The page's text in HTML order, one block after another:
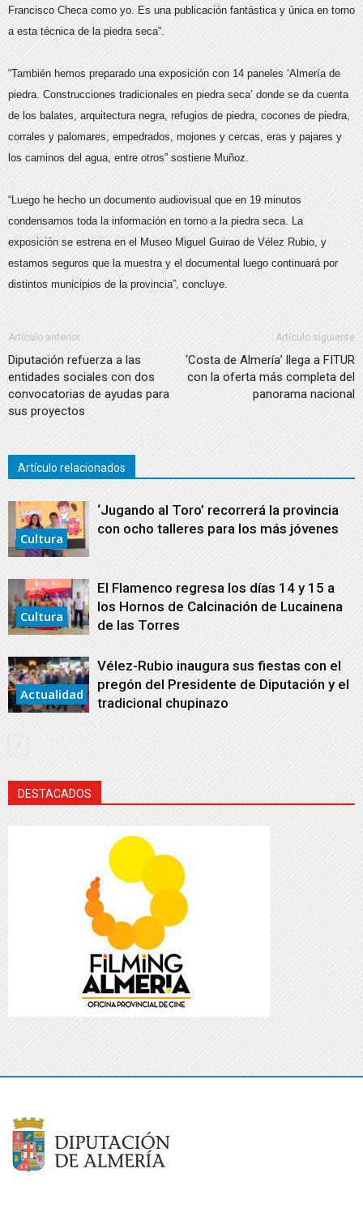
Francisco Checa como yo. Es una publicación fantástica y única en torno
a esta técnica de la piedra seca”.
“También hemos preparado una exposición con 14 paneles ‘Almería de
piedra. Construcciones tradicionales en piedra seca’ donde se da cuenta
de los balates, arquitectura negra, refugios de piedra, cocones de piedra,
corrales y palomares, empedrados, mojones y cercas, eras y pajares y
los caminos del agua, entre otros” sostiene Muñoz.
“Luego he hecho un documento audiovisual que en 19 minutos
condensamos toda la información en torno a la piedra seca. La
exposición se estrena en el Museo Miguel Guirao de Vélez Rubio, y
estamos seguros que la muestra y el documental luego continuará por
distintos municipios de la provincia”, concluye.
Artículo anterior
Diputación refuerza a las
entidades sociales con dos
convocatorias de ayudas para
sus proyectos
Artículo siguiente
‘Costa de Almería’ llega a FITUR
con la oferta más completa del
panorama nacional
Artículo relacionados
Cultura
‘Jugando al Toro’ recorrerá la provincia
con ocho talleres para los más jóvenes
Cultura
El Flamenco regresa los días 14 y 15 a
los Hornos de Calcinación de Lucainena
de las Torres
Actualidad
Vélez-Rubio inaugura sus fiestas con el
pregón del Presidente de Diputación y el
tradicional chupinazo
DESTACADOS